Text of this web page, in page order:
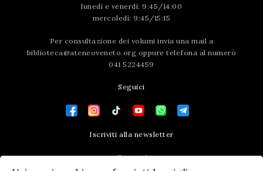
lunedì e venerdì: 9:45/14:00
mercoledì: 9:45/15:15
Per consultazione dei volumi invia una mail a
biblioteca@ateneoveneto.org oppure telefona al numero
041 5224459
Seguici
Iscriviti alla newsletter
Contatti